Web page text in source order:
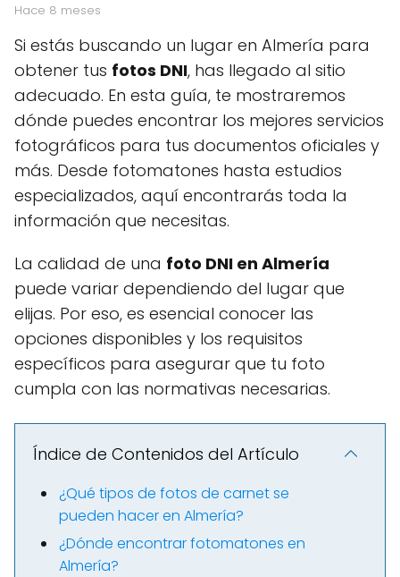
hace 8 meses
Si estás buscando un lugar en Almería para
obtener tus fotos DNI, has llegado al sitio
adecuado. En esta guía, te mostraremos
dónde puedes encontrar los mejores servicios
fotográficos para tus documentos oficiales y
más. Desde fotomatones hasta estudios
especializados, aquí encontrarás toda la
información que necesitas.
La calidad de una foto DNI en Almería
puede variar dependiendo del lugar que
elijas. Por eso, es esencial conocer las
opciones disponibles y los requisitos
específicos para asegurar que tu foto
cumpla con las normativas necesarias.
Índice de Contenidos del Artículo
¿Qué tipos de fotos de carnet se
pueden hacer en Almería?
¿Dónde encontrar fotomatones en
Almería?